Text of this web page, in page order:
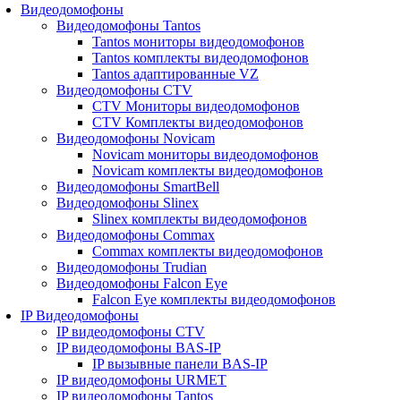
Видеодомофоны
Видеодомофоны Tantos
Tantos мониторы видеодомофонов
Tantos комплекты видеодомофонов
Tantos адаптированные VZ
Видеодомофоны CTV
CTV Мониторы видеодомофонов
CTV Комплекты видеодомофонов
Видеодомофоны Novicam
Novicam мониторы видеодомофонов
Novicam комплекты видеодомофонов
Видеодомофоны SmartBell
Видеодомофоны Slinex
Slinex комплекты видеодомофонов
Видеодомофоны Commax
Commax комплекты видеодомофонов
Видеодомофоны Trudian
Видеодомофоны Falcon Eye
Falcon Eye комплекты видеодомофонов
IP Видеодомофоны
IP видеодомофоны CTV
IP видеодомофоны BAS-IP
IP вызывные панели BAS-IP
IP видеодомофоны URMET
IP видеодомофоны Tantos